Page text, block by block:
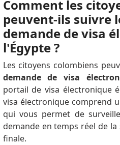
Comment les
peuvent-ils suivre
demande de visa
l'Égypte ?
Les citoyens colombiens
demande de visa
portail de visa électronique
visa électronique comprend
qui vous permet de
demande en temps réel de
finale.